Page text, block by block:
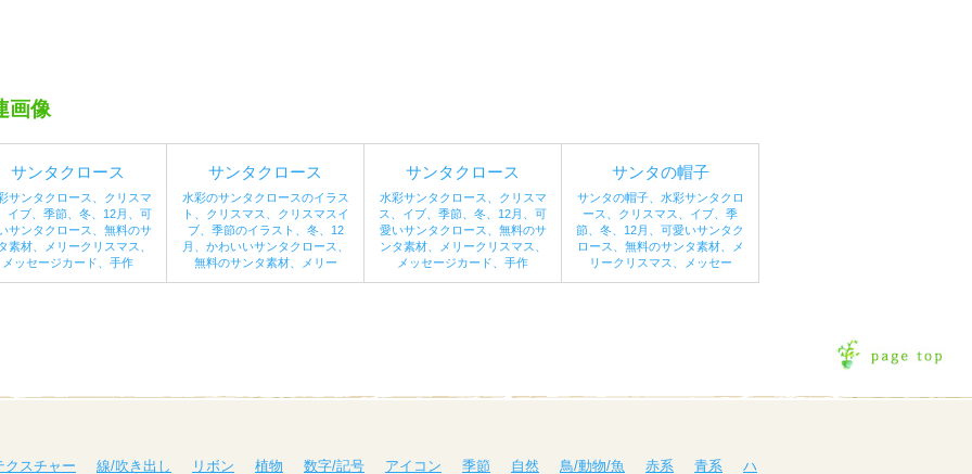
画像
サンタクロース
サンタクロース、クリスマ
イブ、季節、冬、12月、可
サンタクロース、無料のサ
素材、メリークリスマス、
メッセージカード、手作
サンタクロース
水彩のサンタクロースのイラス
ト、クリスマス、クリスマスイ
ブ、季節のイラスト、冬、12
月、かわいいサンタクロース、
無料のサンタ素材、メリー
サンタクロース
水彩サンタクロース、クリスマ
ス、イブ、季節、冬、12月、可
愛いサンタクロース、無料のサ
ンタ素材、メリークリスマス、
メッセージカード、手作
サンタの帽子
サンタの帽子、水彩サンタクロ
ース、クリスマス、イブ、季
節、冬、12月、可愛いサンタク
ロース、無料のサンタ素材、メ
リークリスマス、メッセー
クスチャー 線/吹き出し リボン 植物 数字/記号 アイコン 季節 自然 鳥/動物/魚 赤系 青系 ハ